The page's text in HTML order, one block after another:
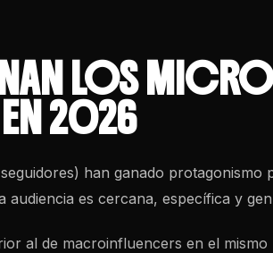
LOS MICRO
2026
han ganado protagonismo
es cercana, específica y
al de macroinfluencers en el mismo